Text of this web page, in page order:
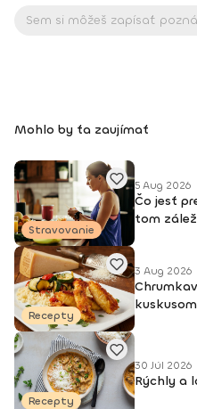
• Kondičný tréner 1. kv. stupňa • Certifikovaná
Mohlo by ťa zaujímať
Stravovanie
5 Aug 2026
Čo jesť
tom
Recepty
3 Aug 2026
Recepty
30 Júl 2026
Rýchly a